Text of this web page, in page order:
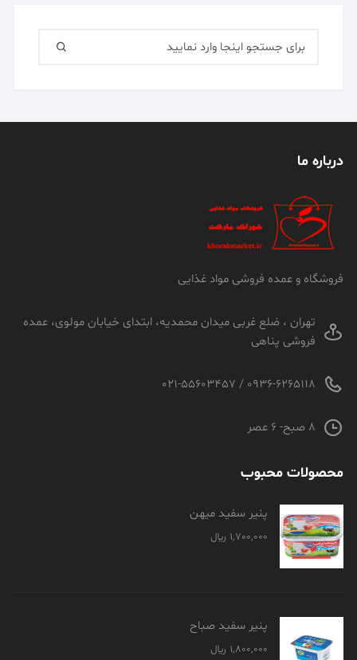
برای:
درباره ما
فروشگاه و عمده فروشی مواد غذایی
تهران ، ضلع غربی میدان محمدیه، ابتدای خیابان مولوی، عمده
فروشی پناهی
0936-6265118 / 021-55603457
8 صبح- 6 عصر
محصولات محبوب
پنیر سفید میهن
1,700,000 ﷼
پنیر سفید صباح
1,800,000 ﷼